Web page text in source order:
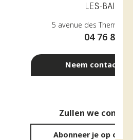
5 avenue des Thermes -
04 76 89
Neem contact
Zullen we contact
Abonneer je op onze